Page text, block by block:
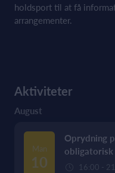
holdsport til at få
arrangementer.
Aktiviteter
August
Man
10
Oprydning
obligatorisk
16:00 -